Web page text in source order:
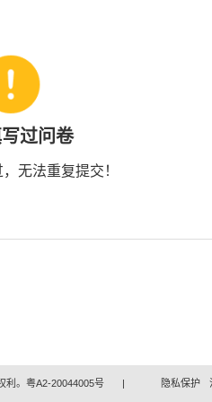
过问卷
无法重复提交！
利。粤A2-20044005号 | 隐私保护